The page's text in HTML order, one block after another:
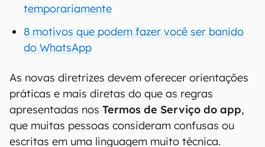
temporariamente
8 motivos que podem fazer você ser banido
do WhatsApp
As novas diretrizes devem oferecer orientações
práticas e mais diretas do que as regras
apresentadas nos Termos de Serviço do app,
que muitas pessoas consideram confusas ou
escritas em uma linguagem muito técnica.